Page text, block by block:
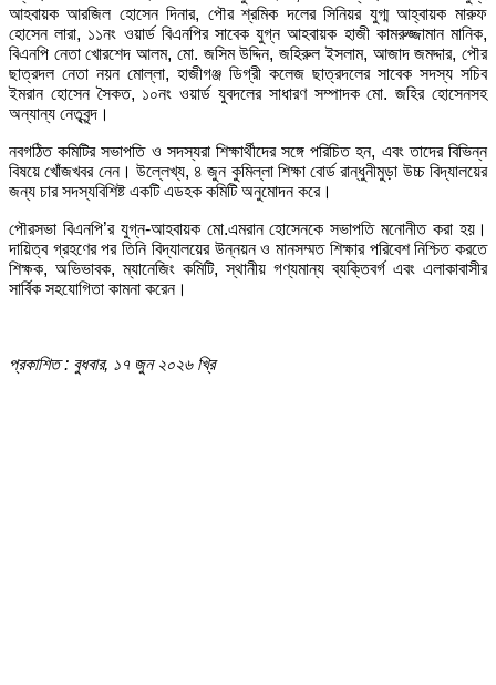
আহবায়ক আরজিল হোসেন দিনার, পৌর শ্রমিক দলের সিনিয়র যুগ্ম আহ্বায়ক মারুফ
হোসেন লারা, ১১নং ওয়ার্ড বিএনপির সাবেক যুগ্ন আহবায়ক হাজী কামরুজ্জামান মানিক,
বিএনপি নেতা খোরশেদ আলম, মো. জসিম উদ্দিন, জহিরুল ইসলাম, আজাদ জমদ্দার, পৌর
ছাত্রদল নেতা নয়ন মোল্লা, হাজীগঞ্জ ডিগ্রী কলেজ ছাত্রদলের সাবেক সদস্য সচিব
ইমরান হোসেন সৈকত, ১০নং ওয়ার্ড যুবদলের সাধারণ সম্পাদক মো. জহির হোসেনসহ
অন্যান্য নেতৃবৃন্দ।
নবগঠিত কমিটির সভাপতি ও সদস্যরা শিক্ষার্থীদের সঙ্গে পরিচিত হন, এবং তাদের বিভিন্ন
বিষয়ে খোঁজখবর নেন। উল্লেখ্য, ৪ জুন কুমিল্লা শিক্ষা বোর্ড রান্ধুনীমুড়া উচ্চ বিদ্যালয়ের
জন্য চার সদস্যবিশিষ্ট একটি এডহক কমিটি অনুমোদন করে।
পৌরসভা বিএনপি’র যুগ্ন-আহবায়ক মো.এমরান হোসেনকে সভাপতি মনোনীত করা হয়।
দায়িত্ব গ্রহণের পর তিনি বিদ্যালয়ের উন্নয়ন ও মানসম্মত শিক্ষার পরিবেশ নিশ্চিত করতে
শিক্ষক, অভিভাবক, ম্যানেজিং কমিটি, স্থানীয় গণ্যমান্য ব্যক্তিবর্গ এবং এলাকাবাসীর
সার্বিক সহযোগিতা কামনা করেন।
প্রকাশিত : বুধবার, ১৭ জুন ২০২৬ খ্রি